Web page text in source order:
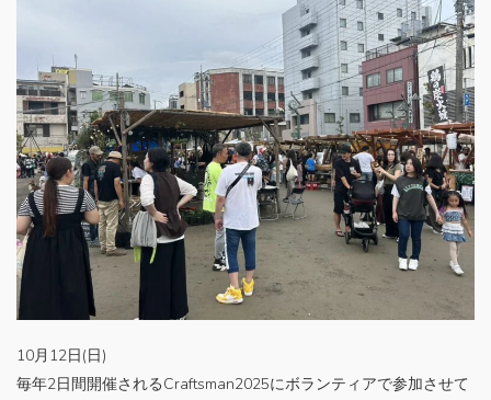
採用情報
保険のお悩みブログ
お客様の声
ご相談は無料！お気軽にご連絡ください
073-482-6055
フォームからお問い合わせ
10月12日(日)
毎年2日間開催されるCraftsman2025にボランティアで参加させて